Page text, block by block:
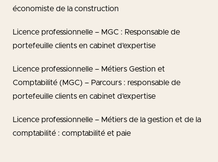
économiste de la construction
Licence professionnelle – MGC : Responsable de
portefeuille clients en cabinet d’expertise
Licence professionnelle – Métiers Gestion et
Comptabilité (MGC) – Parcours : responsable de
portefeuille clients en cabinet d’expertise
Licence professionnelle – Métiers de la gestion et de la
comptabilité : comptabilité et paie